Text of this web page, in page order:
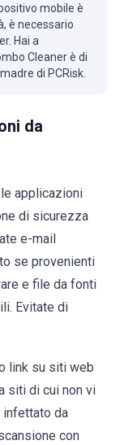
mobile è
è necessario
Hai a
Cleaner è di
di PCRisk.
da
applicazioni
di sicurezza
e-mail
se provenienti
e file da fonti
Evitate di
link su siti web
siti di cui non vi
infettato da
con